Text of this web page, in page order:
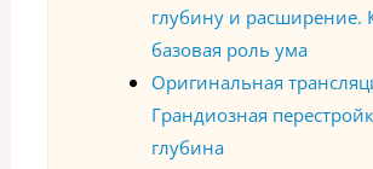
глубину и расширение.
базовая роль ума
Оригинальная
Грандиозная
глубина